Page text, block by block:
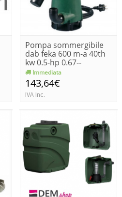
Pompa sommergibile
dab feka 600 m-a 40th
kw 0.5-hp 0.67--
6019034...
Immediata
143,64€
IVA Inc.